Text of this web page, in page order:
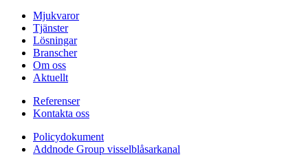
Mjukvaror
Tjänster
Lösningar
Branscher
Om oss
Aktuellt
Referenser
Kontakta oss
Policydokument
Addnode Group visselblåsarkanal